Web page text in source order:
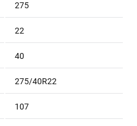
275
22
40
275/40R22
107